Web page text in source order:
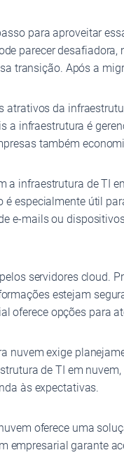
para aproveitar
parecer
transição. Após a
atrativos da
a infraestrutura é
também
a infraestrutura de TI
especialmente útil
e-mails ou
servidores cloud.
estejam
oferece opções para
nuvem exige
de TI em
às expectativas.
oferece uma
empresarial garante